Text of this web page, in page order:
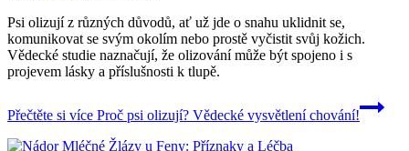
Psi olizují z různých důvodů, ať už jde o snahu uklidnit se,
komunikovat se svým okolím nebo prostě vyčistit svůj kožich.
Vědecké studie naznačují, že olizování může být spojeno i s
projevem lásky a příslušnosti k tlupě.
Přečtěte si více Proč psi olizují? Vědecké vysvětlení chování!